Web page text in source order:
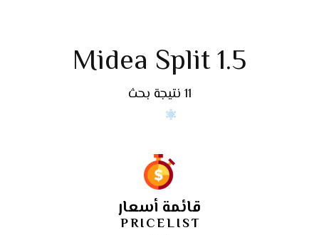
Midea Split 1.5
11 نتيجة بحث
قائمة أسعار
PRICELIST